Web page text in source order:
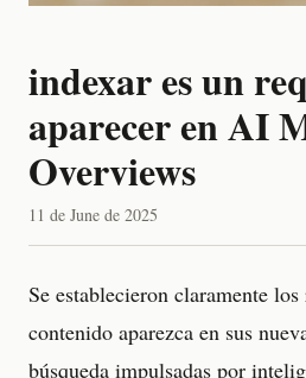
indexar es un
aparecer en AI
Overviews
11 de June de 2025
Se establecieron claramente
contenido aparezca en sus
búsqueda impulsadas por